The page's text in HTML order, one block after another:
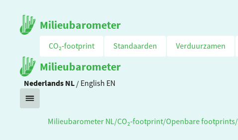
Milieubarometer
CO₂‑footprint Standaarden Verduurzamen
Milieubarometer
Nederlands NL / English EN
Milieubarometer NL /CO₂‑footprint/Openbare footprints/